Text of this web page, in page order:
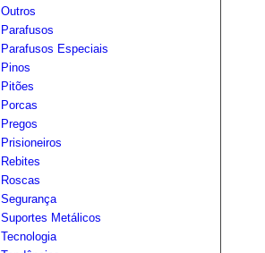
Outros
Parafusos
Parafusos Especiais
Pinos
Pitões
Porcas
Pregos
Prisioneiros
Rebites
Roscas
Segurança
Suportes Metálicos
Tecnologia